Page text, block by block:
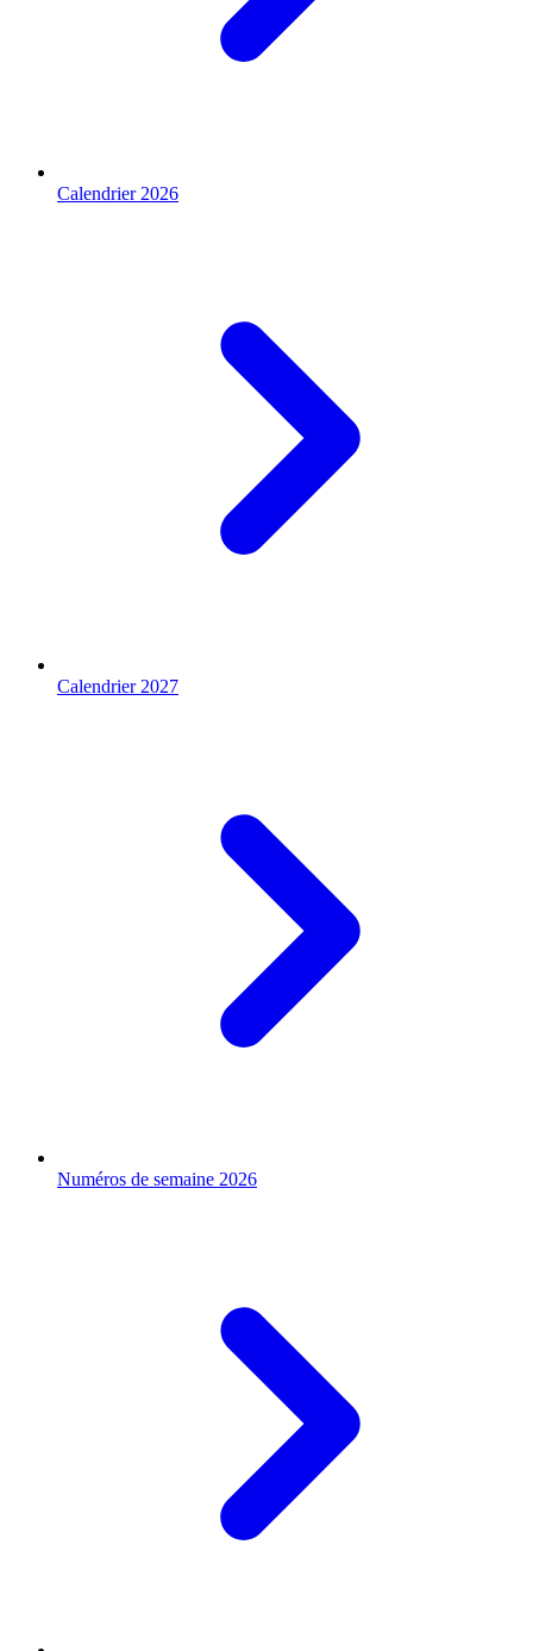
Calendrier 2026
Calendrier 2027
Numéros de semaine 2026